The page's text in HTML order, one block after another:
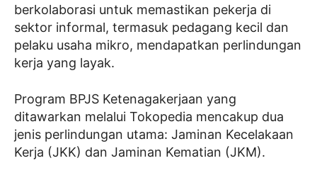
berkolaborasi untuk memastikan pekerja di
sektor informal, termasuk pedagang kecil dan
pelaku usaha mikro, mendapatkan perlindungan
kerja yang layak.
Program BPJS Ketenagakerjaan yang
ditawarkan melalui Tokopedia mencakup dua
jenis perlindungan utama: Jaminan Kecelakaan
Kerja (JKK) dan Jaminan Kematian (JKM).